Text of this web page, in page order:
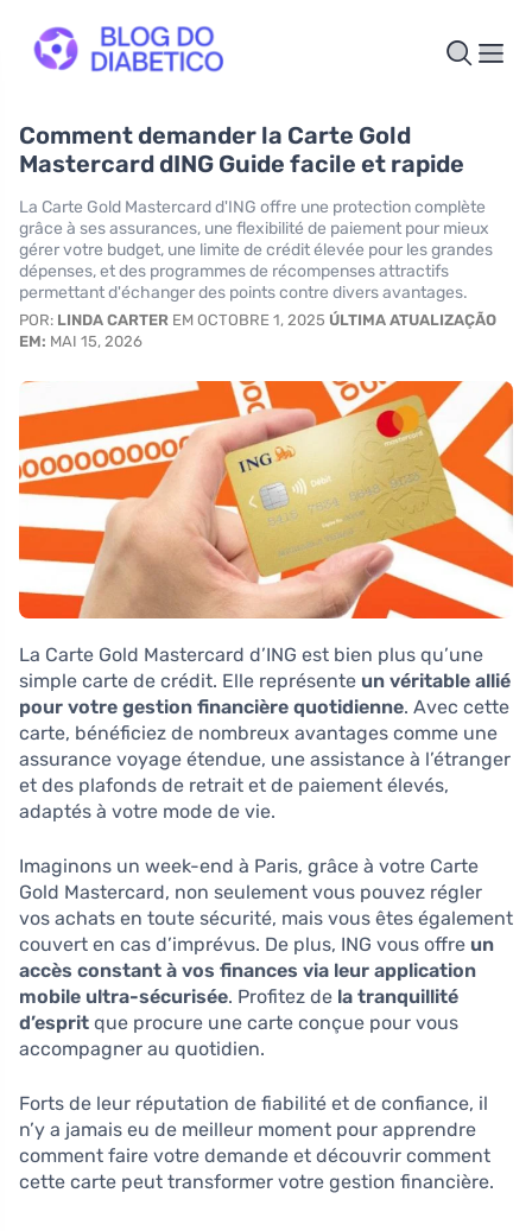
Comment demander la Carte Gold
Mastercard dING Guide facile et rapide
La Carte Gold Mastercard d'ING offre une protection complète
grâce à ses assurances, une flexibilité de paiement pour mieux
gérer votre budget, une limite de crédit élevée pour les grandes
dépenses, et des programmes de récompenses attractifs
permettant d'échanger des points contre divers avantages.
POR: LINDA CARTER EM OCTOBRE 1, 2025 ÚLTIMA ATUALIZAÇÃO
EM: MAI 15, 2026
La Carte Gold Mastercard d’ING est bien plus qu’une
simple carte de crédit. Elle représente un véritable allié
pour votre gestion financière quotidienne. Avec cette
carte, bénéficiez de nombreux avantages comme une
assurance voyage étendue, une assistance à l’étranger
et des plafonds de retrait et de paiement élevés,
adaptés à votre mode de vie.
Imaginons un week-end à Paris, grâce à votre Carte
Gold Mastercard, non seulement vous pouvez régler
vos achats en toute sécurité, mais vous êtes également
couvert en cas d’imprévus. De plus, ING vous offre un
accès constant à vos finances via leur application
mobile ultra-sécurisée. Profitez de la tranquillité
d’esprit que procure une carte conçue pour vous
accompagner au quotidien.
Forts de leur réputation de fiabilité et de confiance, il
n’y a jamais eu de meilleur moment pour apprendre
comment faire votre demande et découvrir comment
cette carte peut transformer votre gestion financière.